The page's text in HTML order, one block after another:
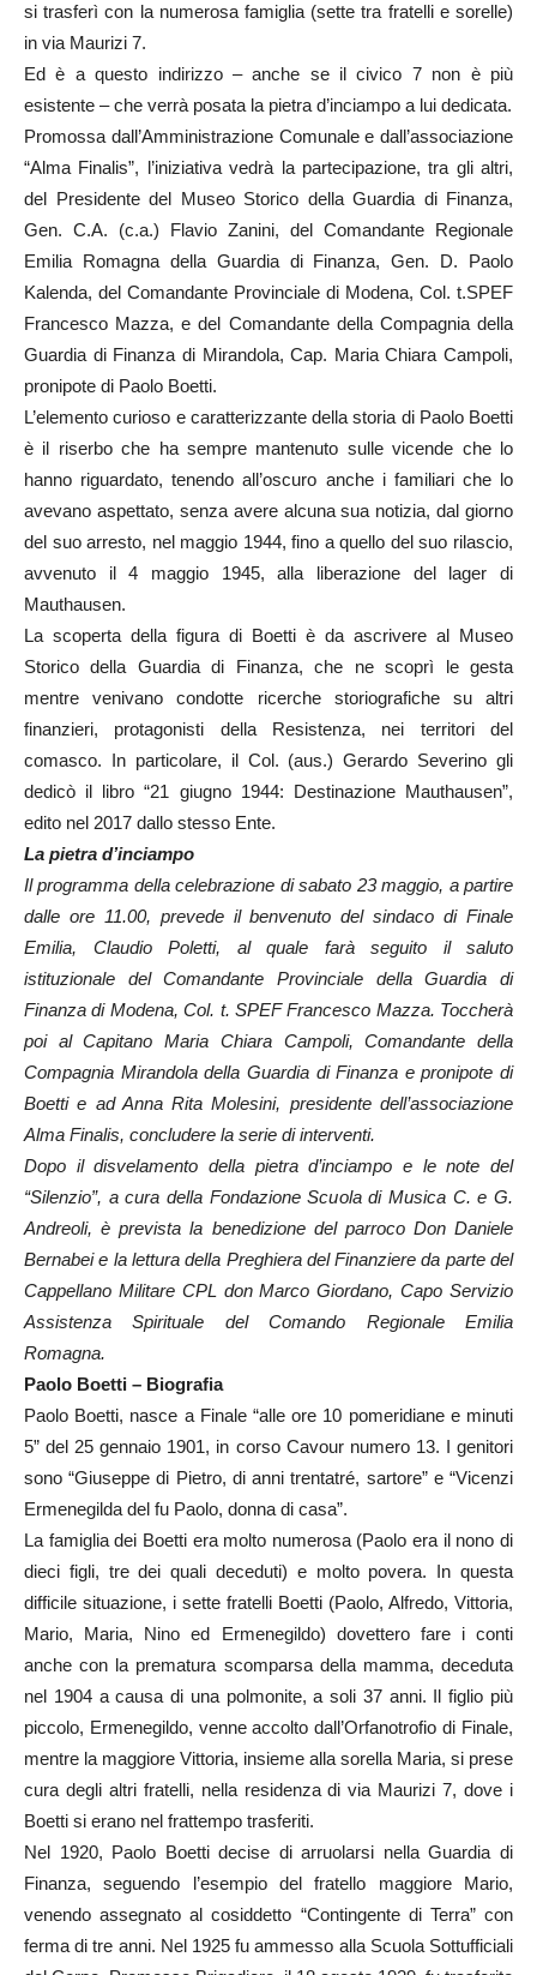
si trasferì con la numerosa famiglia (sette tra fratelli e sorelle)
in via Maurizi 7.
Ed è a questo indirizzo – anche se il civico 7 non è più
esistente – che verrà posata la pietra d’inciampo a lui dedicata.
Promossa dall’Amministrazione Comunale e dall’associazione
“Alma Finalis”, l’iniziativa vedrà la partecipazione, tra gli altri,
del Presidente del Museo Storico della Guardia di Finanza,
Gen. C.A. (c.a.) Flavio Zanini, del Comandante Regionale
Emilia Romagna della Guardia di Finanza, Gen. D. Paolo
Kalenda, del Comandante Provinciale di Modena, Col. t.SPEF
Francesco Mazza, e del Comandante della Compagnia della
Guardia di Finanza di Mirandola, Cap. Maria Chiara Campoli,
pronipote di Paolo Boetti.
L’elemento curioso e caratterizzante della storia di Paolo Boetti
è il riserbo che ha sempre mantenuto sulle vicende che lo
hanno riguardato, tenendo all’oscuro anche i familiari che lo
avevano aspettato, senza avere alcuna sua notizia, dal giorno
del suo arresto, nel maggio 1944, fino a quello del suo rilascio,
avvenuto il 4 maggio 1945, alla liberazione del lager di
Mauthausen.
La scoperta della figura di Boetti è da ascrivere al Museo
Storico della Guardia di Finanza, che ne scoprì le gesta
mentre venivano condotte ricerche storiografiche su altri
finanzieri, protagonisti della Resistenza, nei territori del
comasco. In particolare, il Col. (aus.) Gerardo Severino gli
dedicò il libro “21 giugno 1944: Destinazione Mauthausen”,
edito nel 2017 dallo stesso Ente.
La pietra d’inciampo
Il programma della celebrazione di sabato 23 maggio, a partire
dalle ore 11.00, prevede il benvenuto del sindaco di Finale
Emilia, Claudio Poletti, al quale farà seguito il saluto
istituzionale del Comandante Provinciale della Guardia di
Finanza di Modena, Col. t. SPEF Francesco Mazza. Toccherà
poi al Capitano Maria Chiara Campoli, Comandante della
Compagnia Mirandola della Guardia di Finanza e pronipote di
Boetti e ad Anna Rita Molesini, presidente dell’associazione
Alma Finalis, concludere la serie di interventi.
Dopo il disvelamento della pietra d’inciampo e le note del
“Silenzio”, a cura della Fondazione Scuola di Musica C. e G.
Andreoli, è prevista la benedizione del parroco Don Daniele
Bernabei e la lettura della Preghiera del Finanziere da parte del
Cappellano Militare CPL don Marco Giordano, Capo Servizio
Assistenza Spirituale del Comando Regionale Emilia
Romagna.
Paolo Boetti – Biografia
Paolo Boetti, nasce a Finale “alle ore 10 pomeridiane e minuti
5” del 25 gennaio 1901, in corso Cavour numero 13. I genitori
sono “Giuseppe di Pietro, di anni trentatré, sartore” e “Vicenzi
Ermenegilda del fu Paolo, donna di casa”.
La famiglia dei Boetti era molto numerosa (Paolo era il nono di
dieci figli, tre dei quali deceduti) e molto povera. In questa
difficile situazione, i sette fratelli Boetti (Paolo, Alfredo, Vittoria,
Mario, Maria, Nino ed Ermenegildo) dovettero fare i conti
anche con la prematura scomparsa della mamma, deceduta
nel 1904 a causa di una polmonite, a soli 37 anni. Il figlio più
piccolo, Ermenegildo, venne accolto dall’Orfanotrofio di Finale,
mentre la maggiore Vittoria, insieme alla sorella Maria, si prese
cura degli altri fratelli, nella residenza di via Maurizi 7, dove i
Boetti si erano nel frattempo trasferiti.
Nel 1920, Paolo Boetti decise di arruolarsi nella Guardia di
Finanza, seguendo l’esempio del fratello maggiore Mario,
venendo assegnato al cosiddetto “Contingente di Terra” con
ferma di tre anni. Nel 1925 fu ammesso alla Scuola Sottufficiali